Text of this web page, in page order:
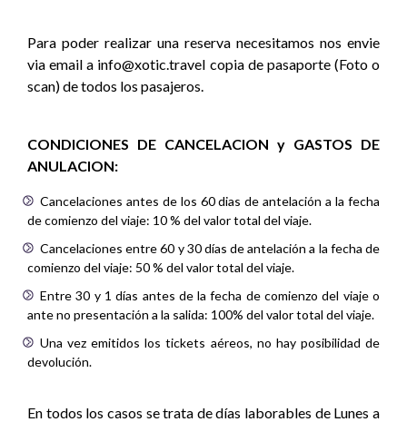
Para poder realizar una reserva necesitamos nos envie
via email a info@xotic.travel copia de pasaporte (Foto o
scan) de todos los pasajeros.
CONDICIONES DE CANCELACION y GASTOS DE
ANULACION:
Cancelaciones antes de los 60 dias de antelación a la fecha
de comienzo del viaje: 10 % del valor total del viaje.
Cancelaciones entre 60 y 30 días de antelación a la fecha de
comienzo del viaje: 50 % del valor total del viaje.
Entre 30 y 1 días antes de la fecha de comienzo del viaje o
ante no presentación a la salida: 100% del valor total del viaje.
Una vez emitidos los tickets aéreos, no hay posibilidad de
devolución.
En todos los casos se trata de días laborables de Lunes a